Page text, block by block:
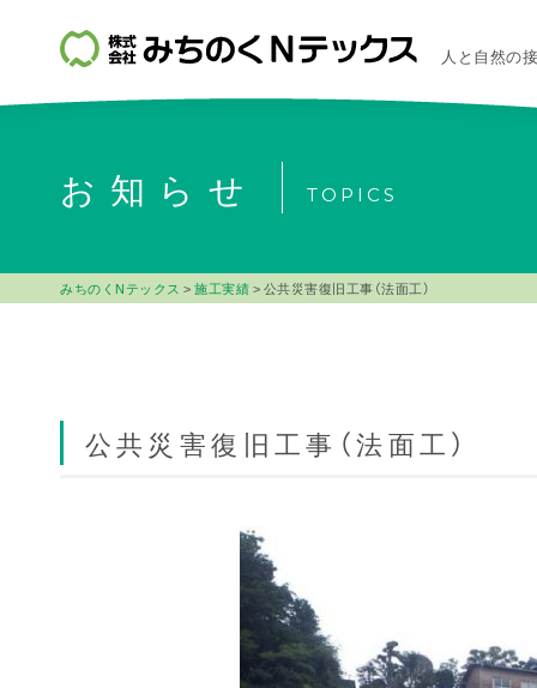
人と自然の
お知らせ TOPICS
みちのくNテックス >施工実績>公共災害復旧工事（法面工）
公共災害復旧工事（法面工）